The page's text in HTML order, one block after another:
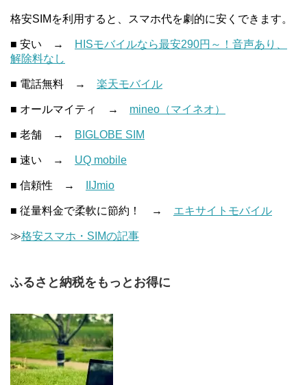
格安SIMを利用すると、スマホ代を劇的に安くできます。
■ 安い →
HISモバイルなら最安290円～！音声あり、
解除料なし
■ 電話無料 → 楽天モバイル
■ オールマイティ → mineo（マイネオ）
■ 老舗 → BIGLOBE SIM
■ 速い → UQ mobile
■ 信頼性 → IIJmio
■ 従量料金で柔軟に節約！ → エキサイトモバイル
≫格安スマホ・SIMの記事
ふるさと納税をもっとお得に